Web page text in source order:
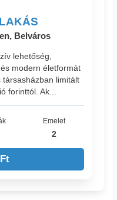
Belváros
lehetőség,
modern életformát
társasházban limitált
forinttól. Ak...
Emelet
2